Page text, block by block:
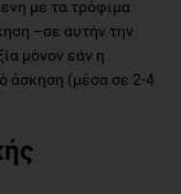
με τα τρόφιμα
–σε αυτήν την
μόνον εάν η
άσκηση (μέσα σε 2-4